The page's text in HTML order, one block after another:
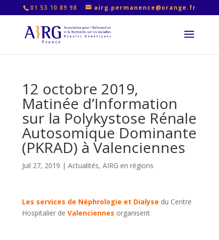
01 53 10 89 98 airg.permanence@orange.fr
12 octobre 2019,
Matinée d’Information
sur la Polykystose Rénale
Autosomique Dominante
(PKRAD) à Valenciennes
Juil 27, 2019 | Actualités, AIRG en régions
Les services de Néphrologie et Dialyse du Centre
Hospitalier de Valenciennes organisent